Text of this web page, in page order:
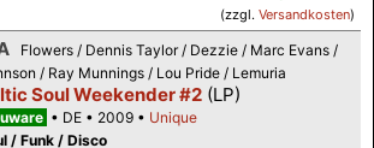
(zzgl. Versandkosten)
Flowers / Dennis Taylor / Dezzie / Marc Evans /
/ Ray Munnings / Lou Pride / Lemuria
Soul Weekender #2 (LP)
DE 2009
Unique
/ Funk / Disco